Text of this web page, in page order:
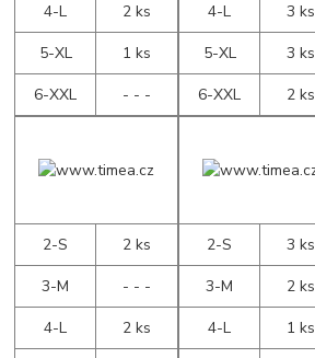
4-L
2 ks
5-XL
1 ks
6-XXL
- - -
4-L
3 ks
5-XL
3 ks
6-XXL
2 ks
2-S
2 ks
3-M
- - -
4-L
2 ks
2-S
3 ks
3-M
2 ks
4-L
1 ks